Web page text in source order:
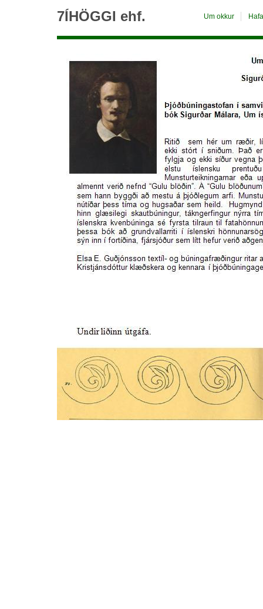
7ÍHÖGGI ehf. Um okkur